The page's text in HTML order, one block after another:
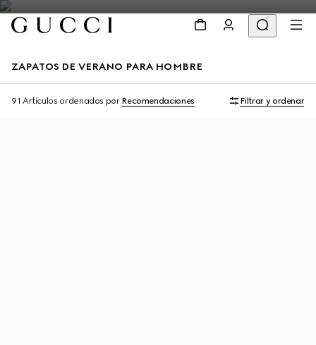
ZAPATOS DE VERANO PARA HOMBRE
91 Artículos ordenados por Recomendaciones Filtrar y ordenar